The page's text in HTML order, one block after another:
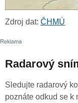
Zdroj dat: ČHMÚ
Radarový
Sledujte radarový
poznáte odkud se k